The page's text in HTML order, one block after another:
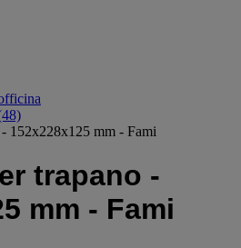
152x228x125 mm - Fami
trapano -
mm - Fami